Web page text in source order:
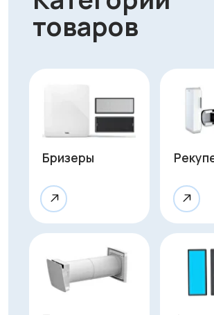
Фильтры и
комплектующие
Очистители
воздуха
Приточные